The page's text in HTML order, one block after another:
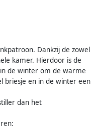
Dankzij de zowel
kamer. Hierdoor is de
de winter om de warme
briesje en in de winter een
dan het